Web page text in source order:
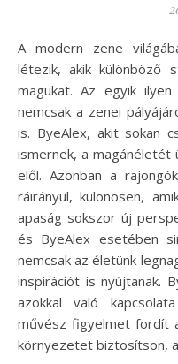
A modern zene világában számos tehetséges előadó
létezik, akik különböző
magukat. Az egyik
nemcsak a zenei
is. ByeAlex, akit sokan
ismernek, a magánéletét
elől. Azonban a
ráirányul, különösen,
apaság sokszor új
és ByeAlex esetében
nemcsak az életünk
inspirációt is nyújtanak.
azokkal való
művész figyelmet fordít
környezetet biztosítson,